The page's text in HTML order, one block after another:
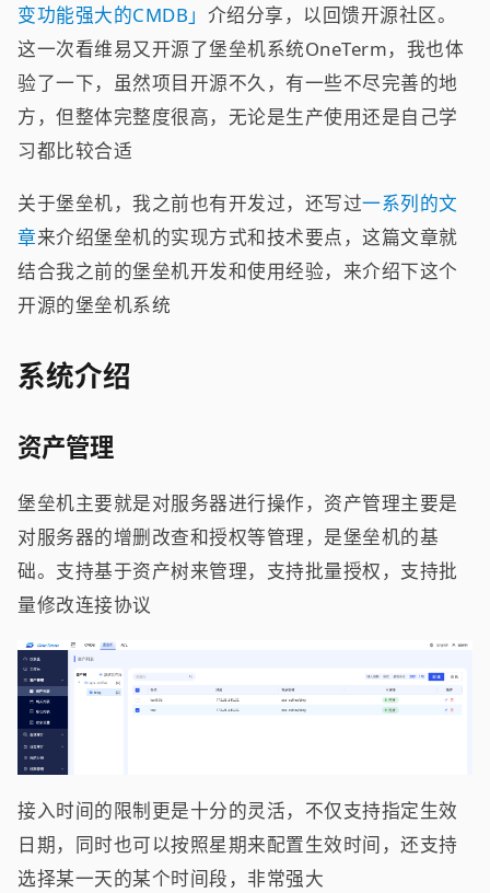
变功能强大的CMDB」 介绍分享，以回馈开源社区。
这一次看维易又开源了堡垒机系统OneTerm，我也体
验了一下，虽然项目开源不久，有一些不尽完善的地
方，但整体完整度很高，无论是生产使用还是自己学
习都比较合适
关于堡垒机，我之前也有开发过，还写过一系列的文
章来介绍堡垒机的实现方式和技术要点，这篇文章就
结合我之前的堡垒机开发和使用经验，来介绍下这个
开源的堡垒机系统
系统介绍
资产管理
堡垒机主要就是对服务器进行操作，资产管理主要是
对服务器的增删改查和授权等管理，是堡垒机的基
础。支持基于资产树来管理，支持批量授权，支持批
量修改连接协议
接入时间的限制更是十分的灵活，不仅支持指定生效
日期，同时也可以按照星期来配置生效时间，还支持
选择某一天的某个时间段，非常强大